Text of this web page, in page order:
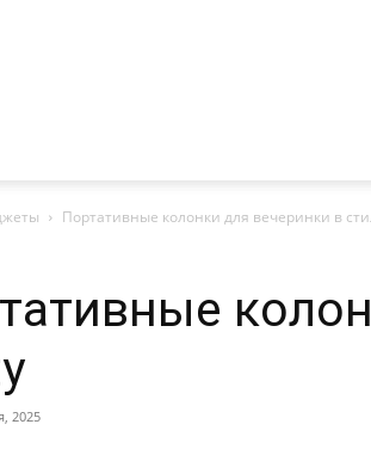
Портативные колонки для вечеринки в
2025